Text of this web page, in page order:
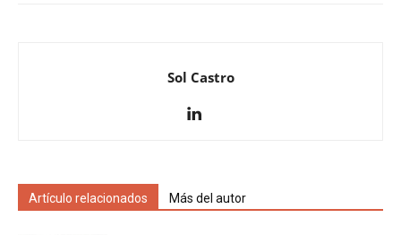
Sol Castro
Artículo relacionados Más del autor